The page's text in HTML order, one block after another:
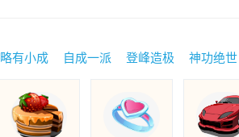
略有小成 自成一派 登峰造极 神功绝世